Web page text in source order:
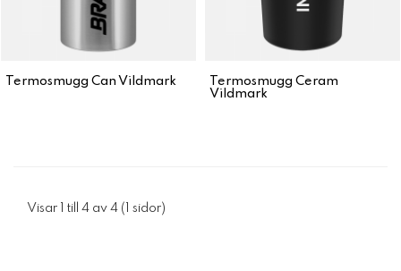
Termosmugg Can Vildmark
Termosmugg Ceram
Vildmark
Visar 1 till 4 av 4 (1 sidor)